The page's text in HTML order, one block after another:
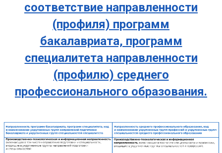
соответствие направленности
(профиля) программ
бакалавриата, программ
специалитета направленности
(профилю) среднего
профессионального образования.